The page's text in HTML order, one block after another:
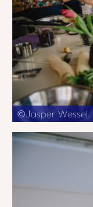
©Jasper Wessel